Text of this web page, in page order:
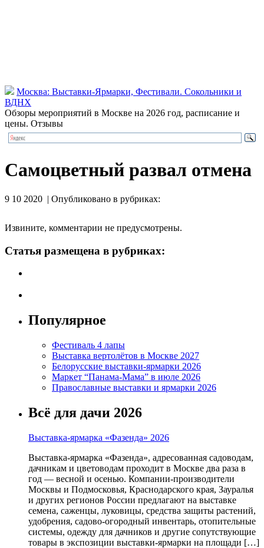
Москва: Выставки-Ярмарки, Фестивали. Сокольники и
ВДНХ
Обзоры мероприятий в Москве на 2026 год, расписание и
цены. Отзывы
Самоцветный развал отмена
9 10 2020 | Опубликовано в рубриках:
Извините, комментарии не предусмотрены.
Статья размещена в рубриках:
Популярное
Фестиваль 4 лапы
Выставка вертолётов в Москве 2027
Белорусские выставки-ярмарки 2026
Маркет “Панама-Мама” в июле 2026
Православные выставки и ярмарки 2026
Всё для дачи 2026
Выставка-ярмарка «Фазенда» 2026
Выставка-ярмарка «Фазенда», адресованная садоводам,
дачникам и цветоводам проходит в Москве два раза в
год — весной и осенью. Компании-производители
Москвы и Подмосковья, Краснодарского края, Зауралья
и других регионов России предлагают на выставке
семена, саженцы, луковицы, средства защиты растений,
удобрения, садово-огородный инвентарь, отопительные
системы, одежду для дачников и другие сопутствующие
товары в экспозиции выставки-ярмарки на площади […]